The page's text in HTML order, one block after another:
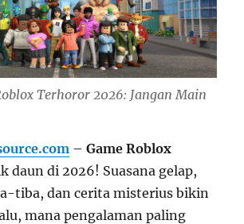
Terhoror 2026: Jangan Main
–Game Roblox
daun di 2026! Suasana gelap,
tiba, dan cerita misterius bikin
mana pengalaman paling